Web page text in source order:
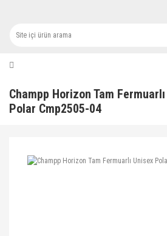
Champp Horizon Tam
Polar Cmp2505-04